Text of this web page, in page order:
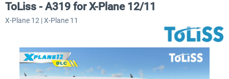
ToLiss - A319 for X-Plane 12/11
X-Plane 12 | X-Plane 11